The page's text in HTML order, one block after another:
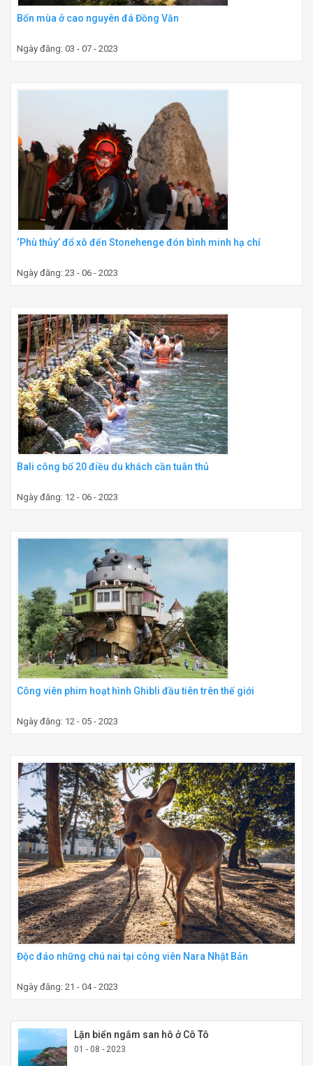
Bốn mùa ở cao nguyên đá Đồng Văn
Ngày đăng: 03 - 07 - 2023
‘Phù thủy’ đổ xô đến Stonehenge đón bình minh hạ chí
Ngày đăng: 23 - 06 - 2023
Bali công bố 20 điều du khách cần tuân thủ
Ngày đăng: 12 - 06 - 2023
Công viên phim hoạt hình Ghibli đầu tiên trên thế giới
Ngày đăng: 12 - 05 - 2023
Độc đáo những chú nai tại công viên Nara Nhật Bản
Ngày đăng: 21 - 04 - 2023
Lặn biển ngắm san hô ở Cô Tô
01 - 08 - 2023